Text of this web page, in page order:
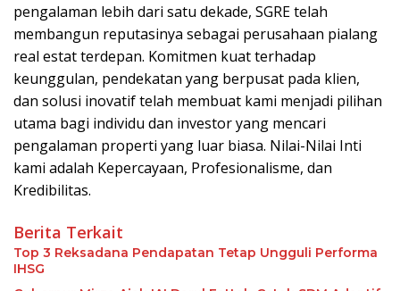
pengalaman lebih dari satu dekade, SGRE telah
membangun reputasinya sebagai perusahaan pialang
real estat terdepan. Komitmen kuat terhadap
keunggulan, pendekatan yang berpusat pada klien,
dan solusi inovatif telah membuat kami menjadi pilihan
utama bagi individu dan investor yang mencari
pengalaman properti yang luar biasa. Nilai-Nilai Inti
kami adalah Kepercayaan, Profesionalisme, dan
Kredibilitas.
Berita Terkait
Top 3 Reksadana Pendapatan Tetap Ungguli Performa
IHSG